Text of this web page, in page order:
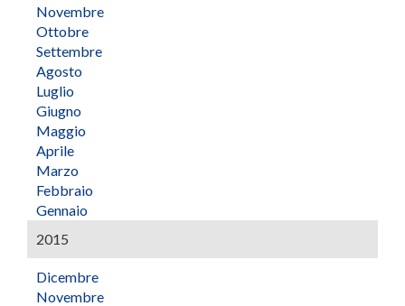
Novembre
Ottobre
Settembre
Agosto
Luglio
Giugno
Maggio
Aprile
Marzo
Febbraio
Gennaio
2015
Dicembre
Novembre